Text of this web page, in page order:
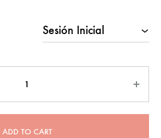
through
$315.00
ADD TO CART